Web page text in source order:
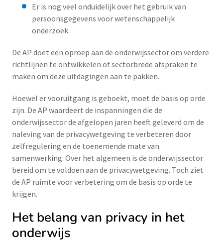
Er is nog veel onduidelijk over het gebruik van
persoonsgegevens voor wetenschappelijk
onderzoek.
De AP doet een oproep aan de onderwijssector om verdere
richtlijnen te ontwikkelen of sectorbrede afspraken te
maken om deze uitdagingen aan te pakken.
Hoewel er vooruitgang is geboekt, moet de basis op orde
zijn. De AP waardeert de inspanningen die de
onderwijssector de afgelopen jaren heeft geleverd om de
naleving van de privacywetgeving te verbeteren door
zelfregulering en de toenemende mate van
samenwerking. Over het algemeen is de onderwijssector
bereid om te voldoen aan de privacywetgeving. Toch ziet
de AP ruimte voor verbetering om de basis op orde te
krijgen.
Het belang van privacy in het
onderwijs